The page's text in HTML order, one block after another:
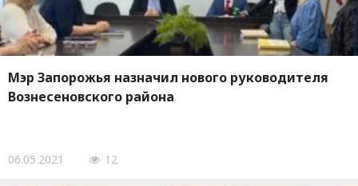
Мэр Запорожья назначил нового руководителя
Вознесеновского района
06.05.2021 12